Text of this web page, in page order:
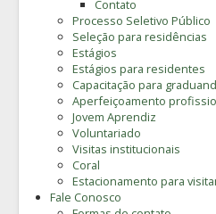
Contato
Processo Seletivo Público
Seleção para residências
Estágios
Estágios para residentes
Capacitação para
Aperfeiçoamento
Jovem Aprendiz
Voluntariado
Visitas institucionais
Coral
Estacionamento para
Fale Conosco